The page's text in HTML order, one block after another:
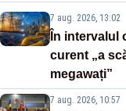
7 aug. 2026, 13:02
În intervalul
curent „a
megawați”
7 aug. 2026, 10:57